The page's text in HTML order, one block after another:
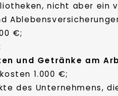
nicht aber
€;
und Getränke am
1.000 €;
des Unternehmens,